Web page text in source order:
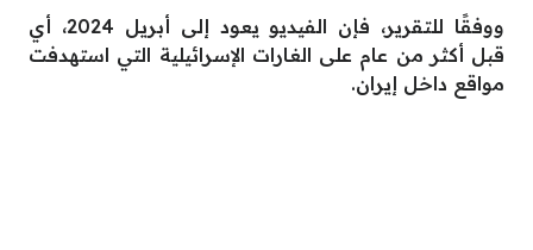
ووفقًا للتقرير، فإن الفيديو يعود إلى أبريل 2024، أي
قبل أكثر من عام على الغارات الإسرائيلية التي استهدفت
مواقع داخل إيران.